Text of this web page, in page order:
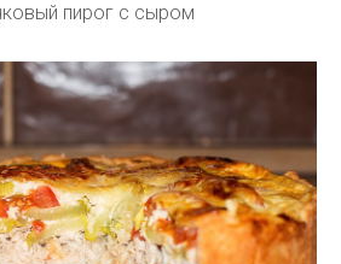
пирог с сыром